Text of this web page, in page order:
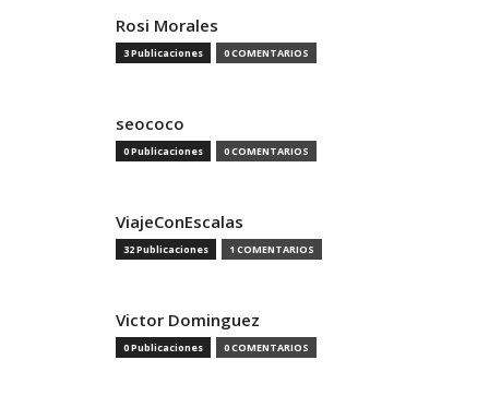
Rosi Morales
3 Publicaciones 0 COMENTARIOS
seococo
0 Publicaciones 0 COMENTARIOS
ViajeConEscalas
32 Publicaciones 1 COMENTARIOS
Victor Dominguez
0 Publicaciones 0 COMENTARIOS